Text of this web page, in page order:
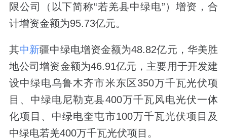
限公司（以下简称“若羌县中绿电”）增资，合
计增资金额为95.73亿元。
其中新疆中绿电增资金额为48.82亿元，华美胜
地公司增资金额为46.91亿元，主要用于开发建
设中绿电乌鲁木齐市米东区350万千瓦光伏项
目、中绿电尼勒克县400万千瓦风电光伏一体
化项目、中绿电奎屯市100万千瓦光伏项目及
中绿电若羌400万千瓦光伏项目。